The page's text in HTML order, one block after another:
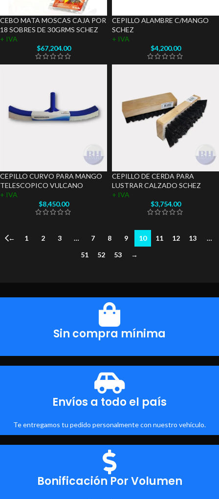
CEBO MATA MOSCAS CAJA POR
18 SOBRES DE 30GRMS SCHEZ
+ IVA
$67,204.00
CEPILLO ALAMBRE C/MANGO
SCHEZ
+ IVA
$4,200.00
CEPILLO CURVO PARA MANGO
TELESCOPICO VULCANO
+ IVA
$8,450.00
CEPILLO DE CERDA PARA
LUSTRAR CALZADO SCHEZ
+ IVA
$3,754.00
← 1 2 3 … 7 8 9 10 11 12 13
…
51
52 53 →
Sin compra mínima
Envíos a todo el país
Te entregamos tu pedido personalmente con nuestro vehículo.
Bonificación Por Volumen